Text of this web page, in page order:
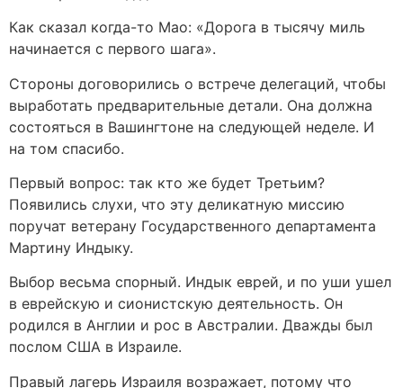
Как сказал когда-то Мао: «Дорога в тысячу миль
начинается с первого шага».
Стороны договорились о встрече делегаций, чтобы
выработать предварительные детали. Она должна
состояться в Вашингтоне на следующей неделе. И
на том спасибо.
Первый вопрос: так кто же будет Третьим?
Появились слухи, что эту деликатную миссию
поручат ветерану Государственного департамента
Мартину Индыку.
Выбор весьма спорный. Индык еврей, и по уши ушел
в еврейскую и сионистскую деятельность. Он
родился в Англии и рос в Австралии. Дважды был
послом США в Израиле.
Правый лагерь Израиля возражает, потому что